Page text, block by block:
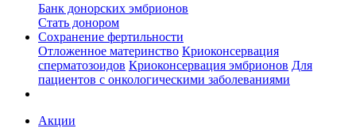
Банк донорских эмбрионов
Стать донором
Сохранение фертильности
Отложенное материнство Криоконсервация
сперматозоидов Криоконсервация эмбрионов Для
пациентов с онкологическими заболеваниями
Акции